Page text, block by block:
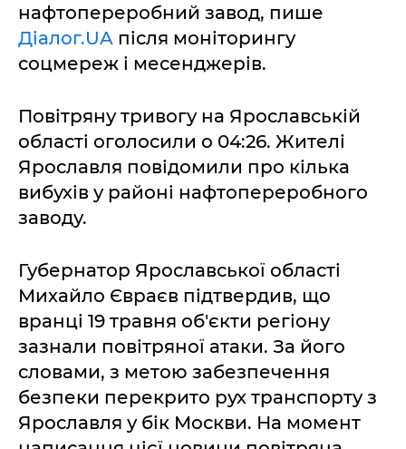
нафтопереробний завод, пише
Діалог.UA після моніторингу
соцмереж і месенджерів.
Повітряну тривогу на Ярославській
області оголосили о 04:26. Жителі
Ярославля повідомили про кілька
вибухів у районі нафтопереробного
заводу.
Губернатор Ярославської області
Михайло Євраєв підтвердив, що
вранці 19 травня об'єкти регіону
зазнали повітряної атаки. За його
словами, з метою забезпечення
безпеки перекрито рух транспорту з
Ярославля у бік Москви. На момент